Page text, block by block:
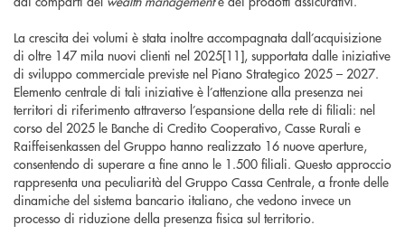
La crescita dei volumi è stata inoltre accompagnata dall’acquisizione
di oltre 147 mila nuovi clienti nel 2025[11], supportata dalle iniziative
di sviluppo commerciale previste nel Piano Strategico 2025 – 2027.
Elemento centrale di tali iniziative è l’attenzione alla presenza nei
territori di riferimento attraverso l’espansione della rete di filiali: nel
corso del 2025 le Banche di Credito Cooperativo, Casse Rurali e
Raiffeisenkassen del Gruppo hanno realizzato 16 nuove aperture,
consentendo di superare a fine anno le 1.500 filiali. Questo approccio
rappresenta una peculiarità del Gruppo Cassa Centrale, a fronte delle
dinamiche del sistema bancario italiano, che vedono invece un
processo di riduzione della presenza fisica sul territorio.